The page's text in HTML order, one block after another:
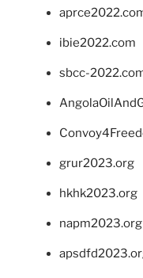
ibie2022.com
sbcc-
grur2023.org
hkhk2023.org
napm2023.org